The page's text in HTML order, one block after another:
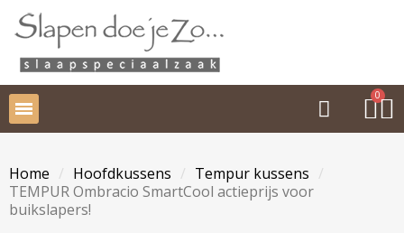
Home Hoofdkussens
Tempur kussens
TEMPUR Ombracio SmartCool actieprijs voor
buikslapers!